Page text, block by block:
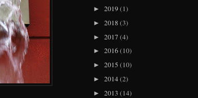
► 2019(1)
► 2018 (3)
► 2017 (4)
► 2016(10)
► 2015 (10)
► 2014(2)
► 2013 (14)